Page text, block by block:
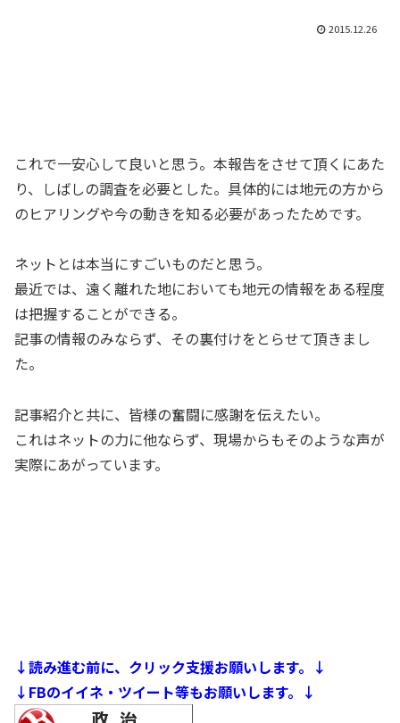
2015.12.26
これで一安心して良いと思う。本報告をさせて頂くにあた
り、しばしの調査を必要とした。具体的には地元の方から
のヒアリングや今の動きを知る必要があったためです。
ネットとは本当にすごいものだと思う。
最近では、遠く離れた地においても地元の情報をある程度
は把握することができる。
記事の情報のみならず、その裏付けをとらせて頂きまし
た。
記事紹介と共に、皆様の奮闘に感謝を伝えたい。
これはネットの力に他ならず、現場からもそのような声が
実際にあがっています。
↓読み進む前に、クリック支援お願いします。↓
↓FBのイイネ・ツイート等もお願いします。↓